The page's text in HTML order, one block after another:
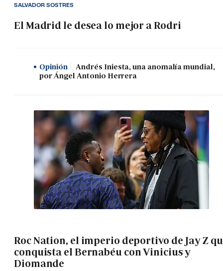
El Madrid le desea lo mejor a Rodri
SALVADOR SOSTRES
Opinión
Andrés Iniesta, una anomalía mundial,
por Ángel Antonio Herrera
Roc Nation, el imperio deportivo de Jay Z
conquista el Bernabéu con Vinicius y
Diomande